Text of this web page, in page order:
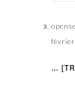
février
…